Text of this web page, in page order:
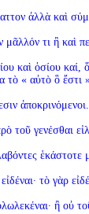
ἀλλὰ καὶ
μᾶλλόν τι ἢ καὶ
καὶ ὁσίου καί,
τὸ « αὐτὸ ὃ ἔστι
τοῦ γενέσθαι
ἑκάστοτε
τὸ γὰρ
ἢ οὐ